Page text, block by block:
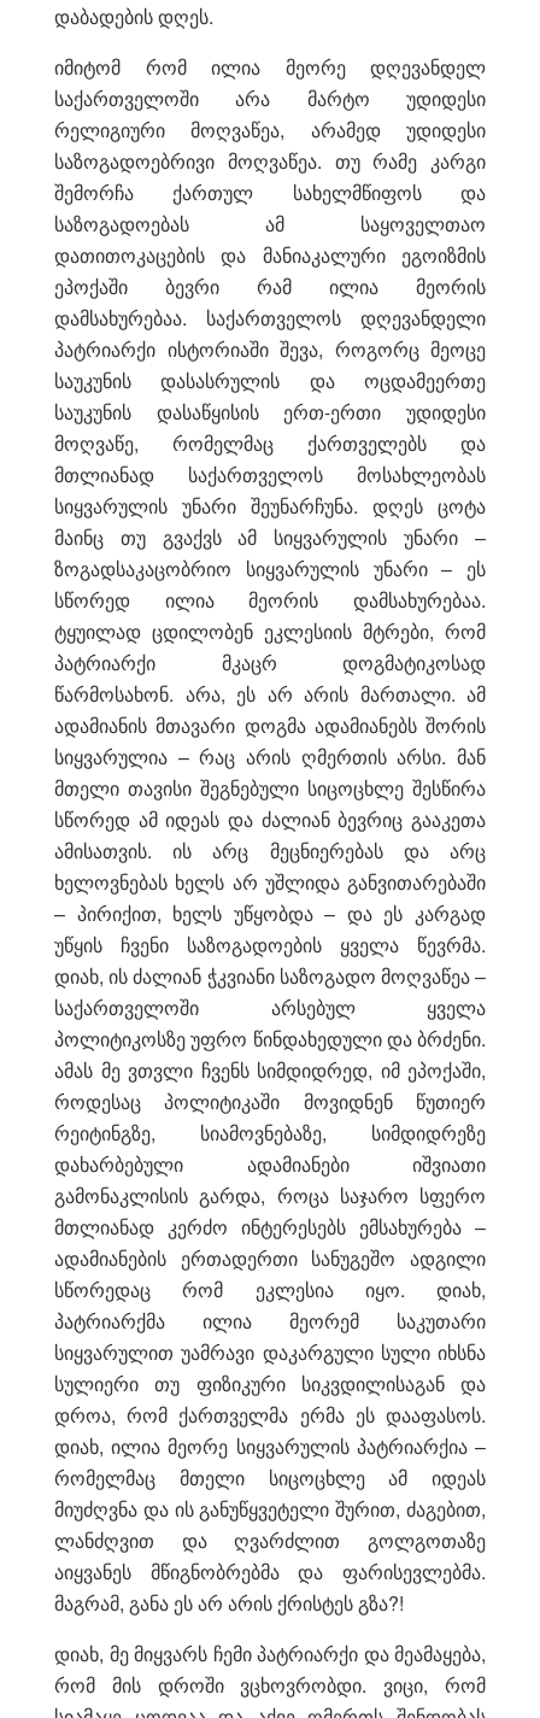
დაბადების დღეს.
იმიტომ რომ ილია მეორე დღევანდელ
საქართველოში არა მარტო უდიდესი
რელიგიური მოღვაწეა, არამედ უდიდესი
საზოგადოებრივი მოღვაწეა. თუ რამე კარგი
შემორჩა ქართულ სახელმწიფოს და
საზოგადოებას ამ საყოველთაო
დათითოკაცების და მანიაკალური ეგოიზმის
ეპოქაში ბევრი რამ ილია მეორის
დამსახურებაა. საქართველოს დღევანდელი
პატრიარქი ისტორიაში შევა, როგორც მეოცე
საუკუნის დასასრულის და ოცდამეერთე
საუკუნის დასაწყისის ერთ-ერთი უდიდესი
მოღვაწე, რომელმაც ქართველებს და
მთლიანად საქართველოს მოსახლეობას
სიყვარულის უნარი შეუნარჩუნა. დღეს ცოტა
მაინც თუ გვაქვს ამ სიყვარულის უნარი –
ზოგადსაკაცობრიო სიყვარულის უნარი – ეს
სწორედ ილია მეორის დამსახურებაა.
ტყუილად ცდილობენ ეკლესიის მტრები, რომ
პატრიარქი მკაცრ დოგმატიკოსად
წარმოსახონ. არა, ეს არ არის მართალი. ამ
ადამიანის მთავარი დოგმა ადამიანებს შორის
სიყვარულია – რაც არის ღმერთის არსი. მან
მთელი თავისი შეგნებული სიცოცხლე შესწირა
სწორედ ამ იდეას და ძალიან ბევრიც გააკეთა
ამისათვის. ის არც მეცნიერებას და არც
ხელოვნებას ხელს არ უშლიდა განვითარებაში
– პირიქით, ხელს უწყობდა – და ეს კარგად
უწყის ჩვენი საზოგადოების ყველა წევრმა.
დიახ, ის ძალიან ჭკვიანი საზოგადო მოღვაწეა –
საქართველოში არსებულ ყველა
პოლიტიკოსზე უფრო წინდახედული და ბრძენი.
ამას მე ვთვლი ჩვენს სიმდიდრედ, იმ ეპოქაში,
როდესაც პოლიტიკაში მოვიდნენ წუთიერ
რეიტინგზე, სიამოვნებაზე, სიმდიდრეზე
დახარბებული ადამიანები იშვიათი
გამონაკლისის გარდა, როცა საჯარო სფერო
მთლიანად კერძო ინტერესებს ემსახურება –
ადამიანების ერთადერთი სანუგეშო ადგილი
სწორედაც რომ ეკლესია იყო. დიახ,
პატრიარქმა ილია მეორემ საკუთარი
სიყვარულით უამრავი დაკარგული სული იხსნა
სულიერი თუ ფიზიკური სიკვდილისაგან და
დროა, რომ ქართველმა ერმა ეს დააფასოს.
დიახ, ილია მეორე სიყვარულის პატრიარქია –
რომელმაც მთელი სიცოცხლე ამ იდეას
მიუძღვნა და ის განუწყვეტელი შურით, ძაგებით,
ლანძღვით და ღვარძლით გოლგოთაზე
აიყვანეს მწიგნობრებმა და ფარისევლებმა.
მაგრამ, განა ეს არ არის ქრისტეს გზა?!
დიახ, მე მიყვარს ჩემი პატრიარქი და მეამაყება,
რომ მის დროში ვცხოვრობდი. ვიცი, რომ